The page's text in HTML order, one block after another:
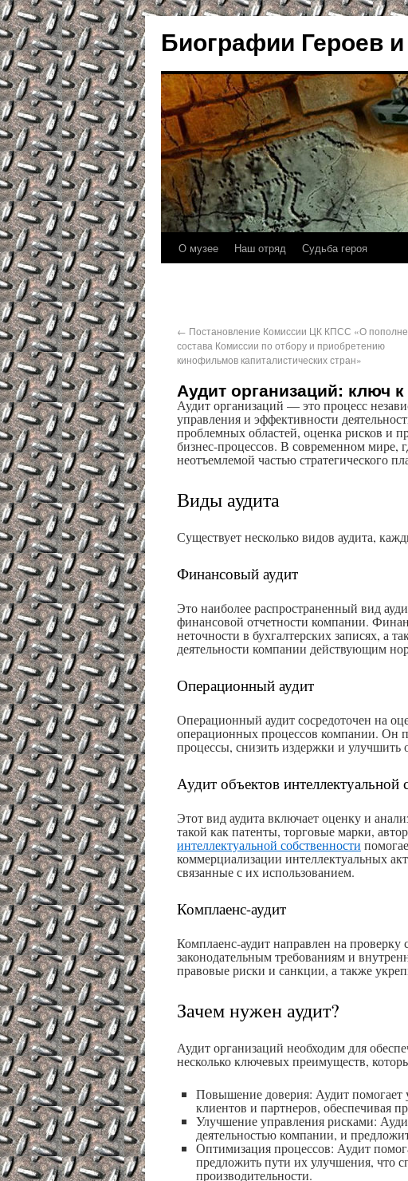
Биографии Героев
О музее Наш отряд Судьба героя
← Постановление Комиссии ЦК КПСС «О
состава Комиссии по отбору и приобретению
кинофильмов капиталистических стран»
Аудит организаций: ключ
Аудит организаций — это процесс
управления и эффективности
проблемных областей, оценка рисков и
бизнес-процессов. В современном мире,
неотъемлемой частью стратегического
Виды аудита
Существует несколько видов аудита,
Финансовый аудит
Это наиболее распространенный вид
финансовой отчетности компании.
неточности в бухгалтерских записях, а
деятельности компании действующим
Операционный аудит
Операционный аудит сосредоточен на
операционных процессов компании. Он
процессы, снизить издержки и
Аудит объектов интеллектуальной
Этот вид аудита включает оценку и
такой как патенты, торговые марки,
интеллектуальной собственности
коммерциализации интеллектуальных
связанные с их использованием.
Комплаенс-аудит
Комплаенс-аудит направлен на проверку
законодательным требованиям и
правовые риски и санкции, а также
Зачем нужен аудит?
Аудит организаций необходим для
несколько ключевых преимуществ,
Повышение доверия: Аудит помогает
клиентов и партнеров, обеспечивая
Улучшение управления рисками:
деятельностью компании, и
Оптимизация процессов: Аудит
предложить пути их улучшения, что
производительности.